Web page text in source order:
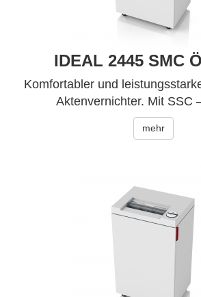
IDEAL 2445 SMC
Komfortabler und
Aktenvernichter. Mit SSC
mehr